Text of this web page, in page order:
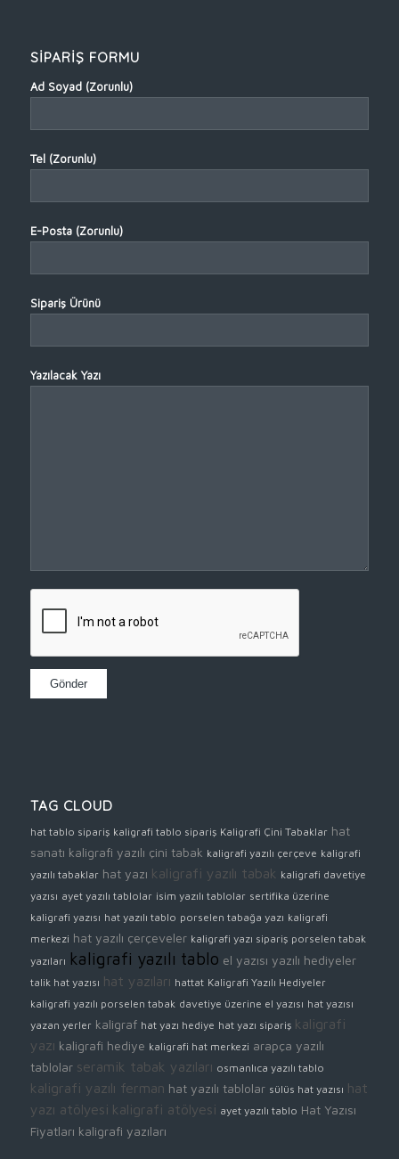
SİPARİŞ FORMU
Ad Soyad (Zorunlu)
Tel (Zorunlu)
E-Posta (Zorunlu)
Sipariş Ürünü
Yazılacak Yazı
TAG CLOUD
hat tablo sipariş kaligrafi tablo sipariş Kaligrafi Çini Tabaklar hat
sanatı kaligrafi yazılı çini tabak kaligrafi yazılı çerçeve kaligrafi
yazılı tabaklar hat yazı kaligrafi yazılı tabak kaligrafi davetiye
yazısı ayet yazılı tablolar isim yazılı tablolar sertifika üzerine
kaligrafi yazısı hat yazılı tablo porselen tabağa yazı kaligrafi
merkezi hat yazılı çerçeveler kaligrafi yazı sipariş porselen tabak
yazıları kaligrafi yazılı tablo el yazısı yazılı hediyeler
talik hat yazısı hat yazıları hattat Kaligrafi Yazılı Hediyeler
kaligrafi yazılı porselen tabak davetiye üzerine el yazısı hat yazısı
yazan yerler kaligraf hat yazı hediye hat yazı sipariş kaligrafi
yazı kaligrafi hediye kaligrafi hat merkezi arapça yazılı
tablolar seramik tabak yazıları osmanlıca yazılı tablo
kaligrafi yazılı ferman hat yazılı tablolar sülüs hat yazısı hat
yazı atölyesi kaligrafi atölyesi ayet yazılı tablo Hat Yazısı
Fiyatları kaligrafi yazıları